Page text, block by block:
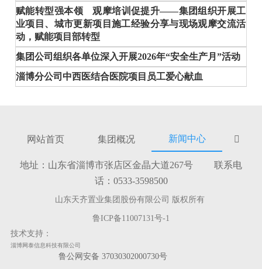
赋能转型强本领 观摩培训促提升——集团组织开展工
业项目、城市更新项目施工经验分享与现场观摩交流活
动，赋能项目部转型
集团公司组织各单位深入开展2026年“安全生产月”活动
淄博分公司中西医结合医院项目员工爱心献血
网站首页 集团概况 新闻中心 
地址：山东省淄博市张店区金晶大道267号 联系电
话：0533-3598500
山东天齐置业集团股份有限公司 版权所有
鲁ICP备11007131号-1
技术支持：
淄博网泰信息科技有限公司
鲁公网安备 37030302000730号